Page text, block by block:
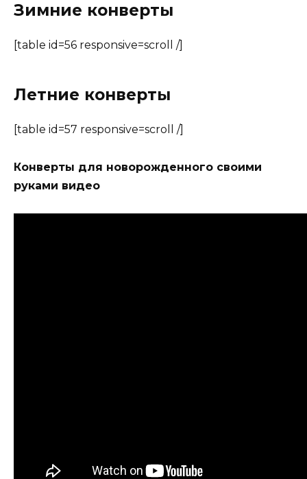
Зимние конверты
[table id=56 responsive=scroll /]
Летние конверты
[table id=57 responsive=scroll /]
Конверты для новорожденного своими
руками видео